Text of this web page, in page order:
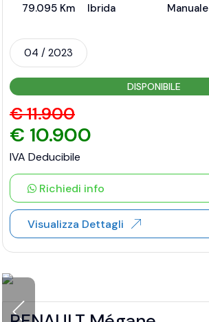
79.095 Km
Ibrida
Manuale
04 / 2023
DISPONIBILE
€ 11.900
€ 10.900
IVA Deducibile
Richiedi info
Visualizza Dettagli